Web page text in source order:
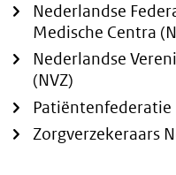
Nederlandse
Medische Centra
Nederlandse
(NVZ)
Patiëntenfederatie
Zorgverzekeraars